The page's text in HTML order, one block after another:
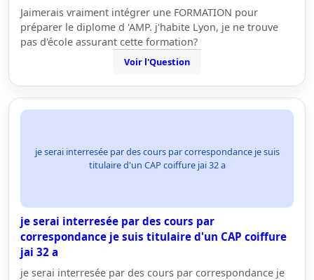
Jaimerais vraiment intégrer une FORMATION pour
préparer le diplome d 'AMP. j'habite Lyon, je ne trouve
pas d'école assurant cette formation?
Voir l'Question
je serai interresée par des cours par correspondance je suis
titulaire d'un CAP coiffure jai 32 a
je serai interresée par des cours par
correspondance je suis titulaire d'un CAP coiffure
jai 32 a
je serai interresée par des cours par correspondance je